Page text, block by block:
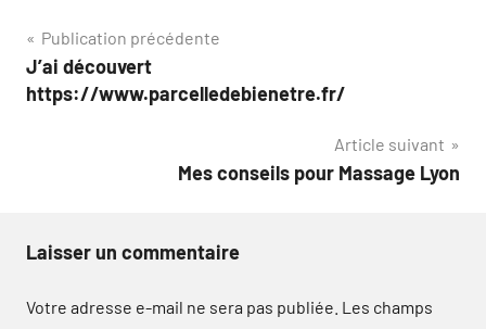
Navigation
de
Publication précédente
J’ai découvert
https://www.parcelledebienetre.fr/
Article suivant
Mes conseils pour Massage Lyon
Laisser un commentaire
Votre adresse e-mail ne sera pas publiée. Les champs